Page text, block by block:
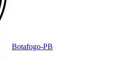
Botafogo-PB